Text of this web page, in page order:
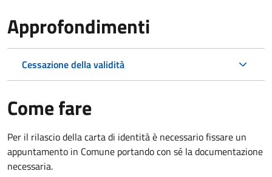
Approfondimenti
Cessazione della validità
Come fare
Per il rilascio della carta di identità è necessario fissare un
appuntamento in Comune portando con sé la documentazione
necessaria.